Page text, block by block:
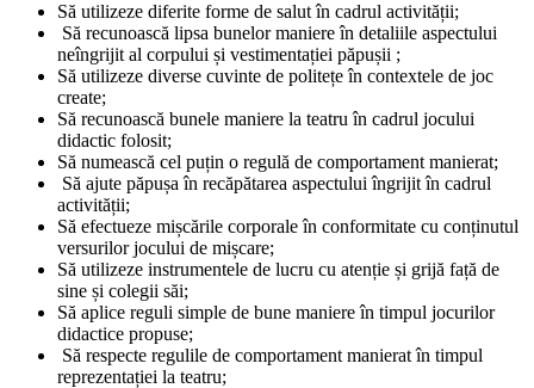
Să utilizeze diferite forme de salut în cadrul activității;
Să recunoască lipsa bunelor maniere în detaliile aspectului
neîngrijit al corpului și vestimentației păpușii ;
Să utilizeze diverse cuvinte de politețe în contextele de joc
create;
Să recunoască bunele maniere la teatru în cadrul jocului
didactic folosit;
Să numească cel puțin o regulă de comportament manierat;
Să ajute păpușa în recăpătarea aspectului îngrijit în cadrul
activității;
Să efectueze mișcările corporale în conformitate cu conținutul
versurilor jocului de mișcare;
Să utilizeze instrumentele de lucru cu atenție și grijă față de
sine și colegii săi;
Să aplice reguli simple de bune maniere în timpul jocurilor
didactice propuse;
Să respecte regulile de comportament manierat în timpul
reprezentației la teatru;